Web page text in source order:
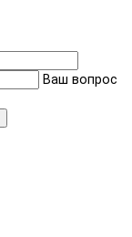
Ваш вопрос